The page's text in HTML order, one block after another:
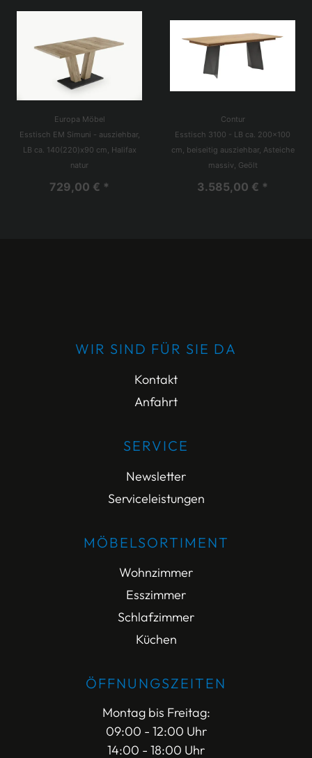
Europa Möbel
Esstisch EM Simuni - ausziehbar,
LB ca. 140(220)x90 cm, Halifax
natur
729,00 € *
Contur
Esstisch 3100 - LB ca. 200x100
cm, beiseitig ausziehbar, Asteiche
massiv, Geölt
3.585,00 € *
WIR SIND FÜR SIE DA
Kontakt
Anfahrt
SERVICE
Newsletter
Serviceleistungen
MÖBELSORTIMENT
Wohnzimmer
Esszimmer
Schlafzimmer
Küchen
ÖFFNUNGSZEITEN
Montag bis Freitag:
09:00 - 12:00 Uhr
14:00 - 18:00 Uhr